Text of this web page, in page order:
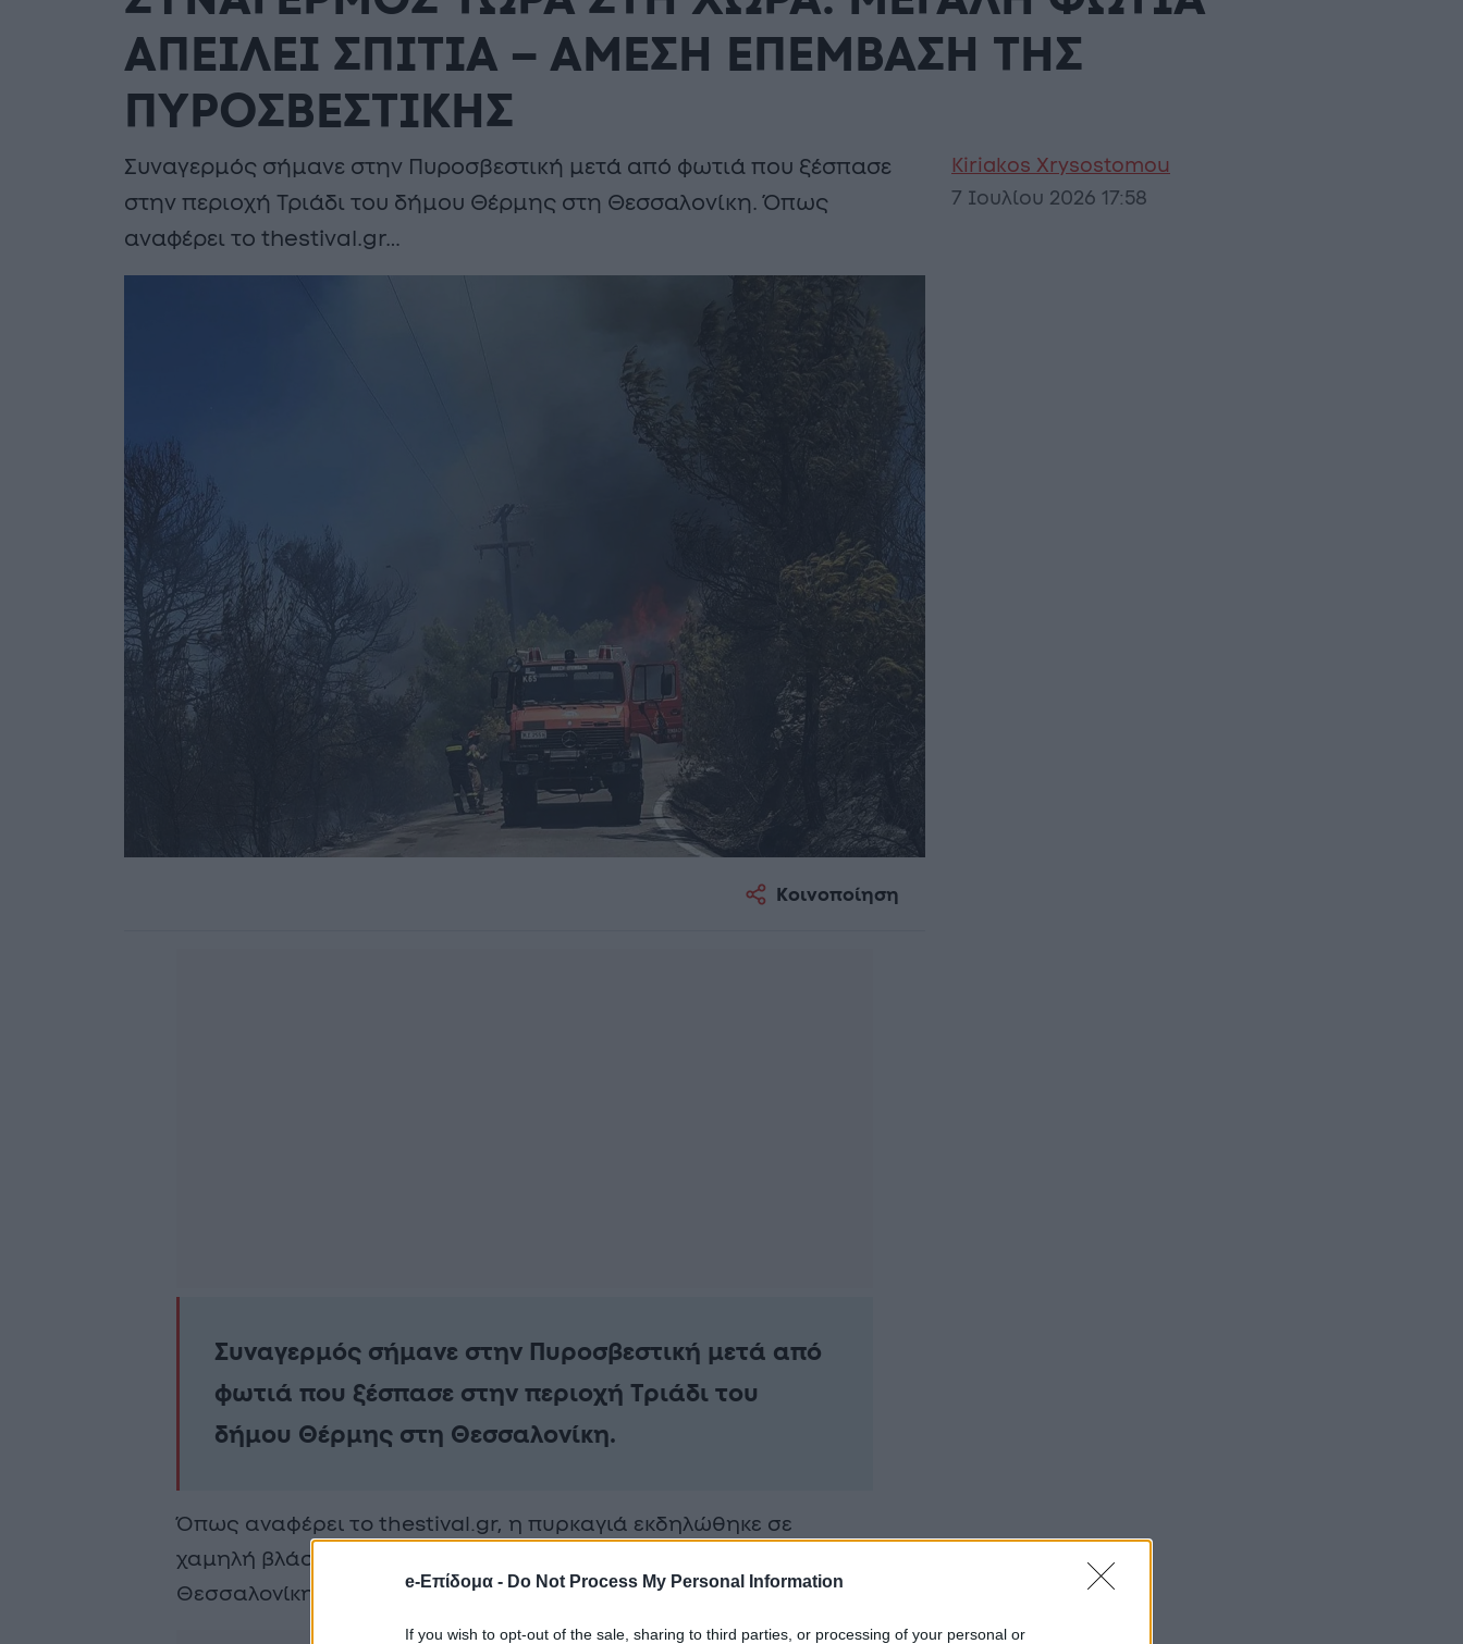
e-Επίδομα - Do Not Process My Personal Information
If you wish to opt-out of the sale, sharing to third parties, or processing of your personal or
ΑΠΕΙΛΕΙ ΣΠΙΤΙΑ – ΑΜΕΣΗ ΕΠΕΜΒΑΣΗ ΤΗΣ
ΠΥΡΟΣΒΕΣΤΙΚΗΣ
Συναγερμός σήμανε στην Πυροσβεστική μετά από φωτιά που ξέσπασε
στην περιοχή Τριάδι του δήμου Θέρμης στη Θεσσαλονίκη. Όπως
αναφέρει το thestival.gr…
Kiriakos Xrysostomou
7 Ιουλίου 2026 17:58
Κοινοποίηση
Συναγερμός σήμανε στην Πυροσβεστική μετά από
φωτιά που ξέσπασε στην περιοχή Τριάδι του
δήμου Θέρμης στη Θεσσαλονίκη.
Όπως αναφέρει το thestival.gr, η πυρκαγιά εκδηλώθηκε σε
χαμηλή βλάστηση στη θέση Τριάδι του δήμου Θέρμης
Θεσσαλονίκης σήμερα στις 16:30.